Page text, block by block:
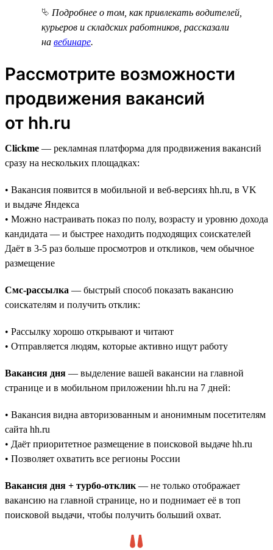
⮱ Подробнее о том, как привлекать водителей,
курьеров и складских работников, рассказали
на вебинаре.
Рассмотрите возможности
продвижения вакансий
от hh.ru
Clickme — рекламная платформа для продвижения вакансий
сразу на нескольких площадках:
• Вакансия появится в мобильной и веб-версиях hh.ru, в VK
и выдаче Яндекса
• Можно настраивать показ по полу, возрасту и уровню дохода
кандидата — и быстрее находить подходящих соискателей
Даёт в 3-5 раз больше просмотров и откликов, чем обычное
размещение
Смс-рассылка — быстрый способ показать вакансию
соискателям и получить отклик:
• Рассылку хорошо открывают и читают
• Отправляется людям, которые активно ищут работу
Вакансия дня — выделение вашей вакансии на главной
странице и в мобильном приложении hh.ru на 7 дней:
• Вакансия видна авторизованным и анонимным посетителям
сайта hh.ru
• Даёт приоритетное размещение в поисковой выдаче hh.ru
• Позволяет охватить все регионы России
Вакансия дня + турбо-отклик — не только отображает
вакансию на главной странице, но и поднимает её в топ
поисковой выдачи, чтобы получить больший охват.